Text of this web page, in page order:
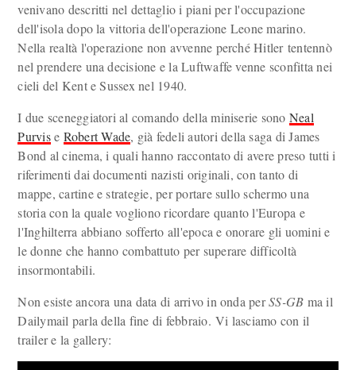
venivano descritti nel dettaglio i piani per l'occupazione
dell'isola dopo la vittoria dell'operazione Leone marino.
Nella realtà l'operazione non avvenne perché Hitler tentennò
nel prendere una decisione e la Luftwaffe venne sconfitta nei
cieli del Kent e Sussex nel 1940.
I due sceneggiatori al comando della miniserie sono Neal
Purvise Robert Wade, già fedeli autori della saga di James
Bond al cinema, i quali hanno raccontato di avere preso tutti i
riferimenti dai documenti nazisti originali, con tanto di
mappe, cartine e strategie, per portare sullo schermo una
storia con la quale vogliono ricordare quanto l'Europa e
l'Inghilterra abbiano sofferto all'epoca e onorare gli uomini e
le donne che hanno combattuto per superare difficoltà
insormontabili.
Non esiste ancora una data di arrivo in onda perSS-GB ma il
Dailymail parla della fine di febbraio. Vi lasciamo con il
trailer e la gallery: